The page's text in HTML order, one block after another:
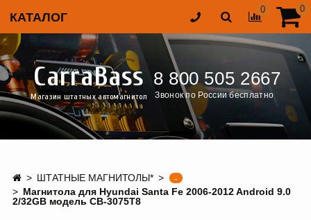
КАТАЛОГ
0 0
CarraBass
Магазин штатных автомагнитол
8 800 505 2667
Звонок по России бесплатно
ШТАТНЫЕ МАГНИТОЛЫ*
-
Магнитола для Hyundai Santa Fe 2006-2012 Android 9.0
2/32GB модель CB-3075T8